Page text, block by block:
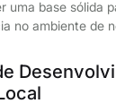
uma base sólida
no ambiente de